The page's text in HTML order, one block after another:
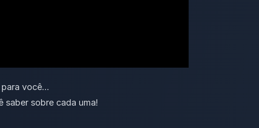
para você…
saber sobre cada uma!